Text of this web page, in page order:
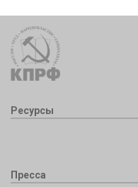
Ресурсы
Пресса